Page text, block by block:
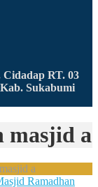
RT. 03
Sukabumi
masjid a
a